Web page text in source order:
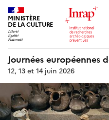
MINISTÈRE
DE LA CULTURE
Journées européennes
12, 13 et 14 juin 2026